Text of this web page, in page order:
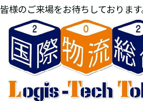
皆様のご来場をお待ちしております